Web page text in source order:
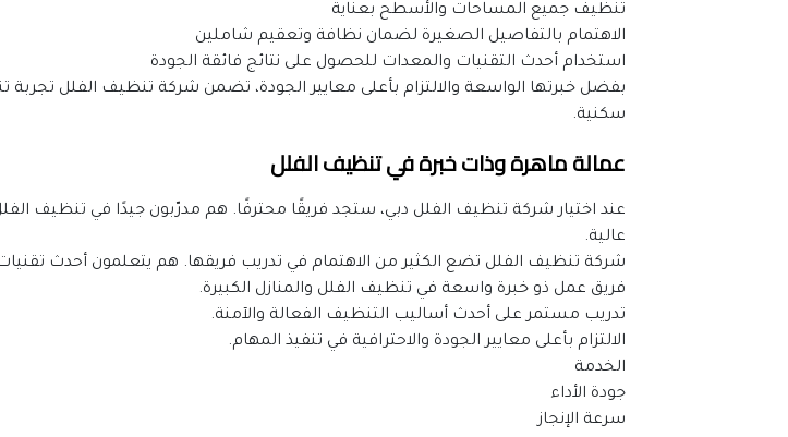
تنظيف جميع المساحات والأسطح بعناية
الاهتمام بالتفاصيل الصغيرة لضمان نظافة وتعقيم شاملين
استخدام أحدث التقنيات والمعدات للحصول على نتائج فائقة الجودة
سكنية.
عمالة ماهرة وذات خبرة في تنظيف الفلل
عالية.
شركة تنظيف الفلل تضع الكثير من الاهتمام في تدريب فريقها. هم يتعلمون أحدث
فريق عمل ذو خبرة واسعة في تنظيف الفلل والمنازل الكبيرة.
تدريب مستمر على أحدث أساليب التنظيف الفعالة والآمنة.
الالتزام بأعلى معايير الجودة والاحترافية في تنفيذ المهام.
الخدمة
جودة الأداء
سرعة الإنجاز